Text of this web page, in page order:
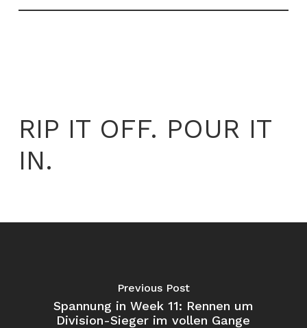
RIP IT OFF. POUR IT
IN.
Previous Post
Spannung in Week 11: Rennen um
Division-Sieger im vollen Gange